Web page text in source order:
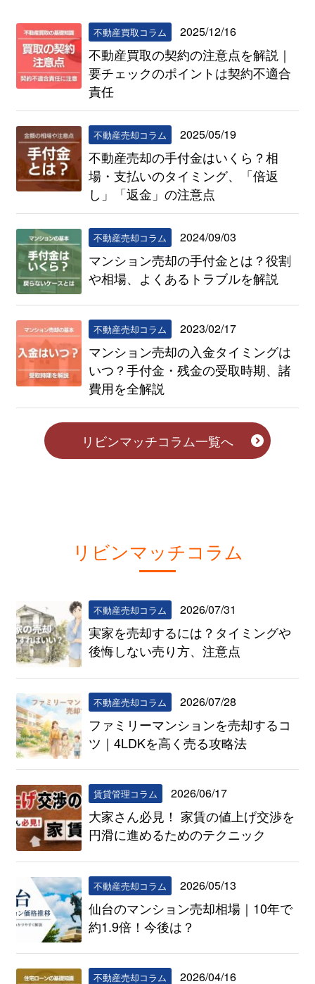
不動産買取コラム 2025/12/16
不動産買取の契約の注意点を解説｜
要チェックのポイントは契約不適合
責任
不動産売却コラム 2025/05/19
不動産売却の手付金はいくら？相
場・支払いのタイミング、「倍返
し」「返金」の注意点
不動産売却コラム 2024/09/03
マンション売却の手付金とは？役割
や相場、よくあるトラブルを解説
不動産売却コラム 2023/02/17
マンション売却の入金タイミングは
いつ？手付金・残金の受取時期、諸
費用を全解説
リビンマッチコラム一覧へ
リビンマッチコラム
不動産売却コラム 2026/07/31
実家を売却するには？タイミングや
後悔しない売り方、注意点
不動産売却コラム 2026/07/28
ファミリーマンションを売却するコ
ツ｜4LDKを高く売る攻略法
賃貸管理コラム 2026/06/17
大家さん必見！ 家賃の値上げ交渉を
円滑に進めるためのテクニック
不動産売却コラム 2026/05/13
仙台のマンション売却相場｜10年で
約1.9倍！今後は？
不動産売却コラム 2026/04/16